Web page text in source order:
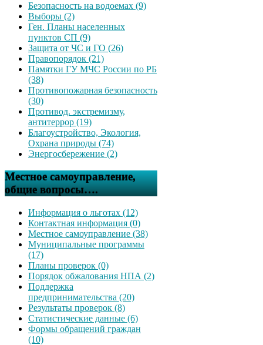
Безопасность на водоемах (9)
Выборы (2)
Ген. Планы населенных
пунктов СП (9)
Защита от ЧС и ГО (26)
Правопорядок (21)
Памятки ГУ МЧС России по РБ
(38)
Противопожарная безопасность
(30)
Противод. экстремизму,
антитеррор (19)
Благоустройство, Экология,
Охрана природы (74)
Энергосбережение (2)
Местное самоуправление,
общие вопросы….
Информация о льготах (12)
Контактная информация (0)
Местное самоуправление (38)
Муниципальные программы
(17)
Планы проверок (0)
Порядок обжалования НПА (2)
Поддержка
предпринимательства (20)
Результаты проверок (8)
Статистические данные (6)
Формы обращений граждан
(10)